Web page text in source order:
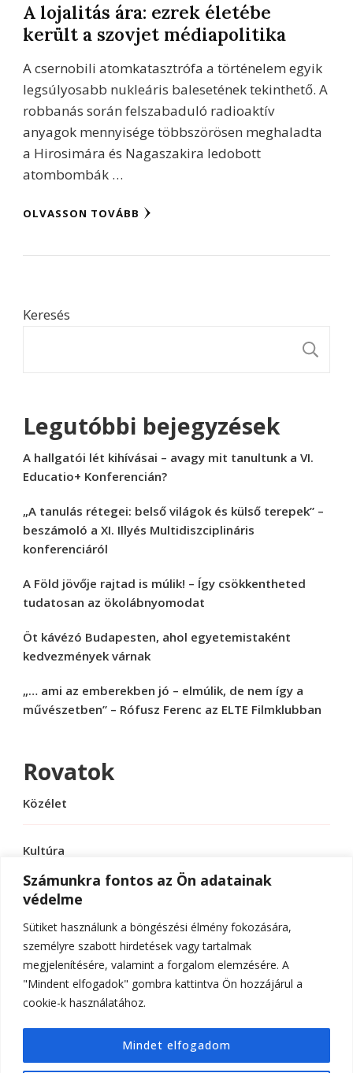
Számunkra fontos az Ön adatainak
védelme
Sütiket használunk a böngészési élmény fokozására,
személyre szabott hirdetések vagy tartalmak
megjelenítésére, valamint a forgalom elemzésére. A
"Mindent elfogadok" gombra kattintva Ön hozzájárul a
cookie-k használatához.
Mindet elfogadom
A lojalitás ára: ezrek életébe
került a szovjet médiapolitika
A csernobili atomkatasztrófa a történelem egyik
legsúlyosabb nukleáris balesetének tekinthető. A
robbanás során felszabaduló radioaktív
anyagok mennyisége többszörösen meghaladta
a Hirosimára és Nagaszakira ledobott
atombombák …
OLVASSON TOVÁBB
Keresés
Legutóbbi bejegyzések
A hallgatói lét kihívásai – avagy mit tanultunk a VI.
Educatio+ Konferencián?
„A tanulás rétegei: belső világok és külső terepek” –
beszámoló a XI. Illyés Multidiszciplináris
konferenciáról
A Föld jövője rajtad is múlik! – Így csökkentheted
tudatosan az ökolábnyomodat
Öt kávézó Budapesten, ahol egyetemistaként
kedvezmények várnak
„… ami az emberekben jó – elmúlik, de nem így a
művészetben” – Rófusz Ferenc az ELTE Filmklubban
Rovatok
Közélet
Kultúra
Sport
Tudomány
© Szerzői jog 2026ELTE Online
fenntartva.Hello Fashion | FejlesztetteBlossom